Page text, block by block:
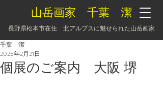
山岳画家 千葉 潔
長野県松本市在住 北アルプスに魅せられた山岳画家
個展のご案内 大阪 堺
千葉 潔
2025年2月21日